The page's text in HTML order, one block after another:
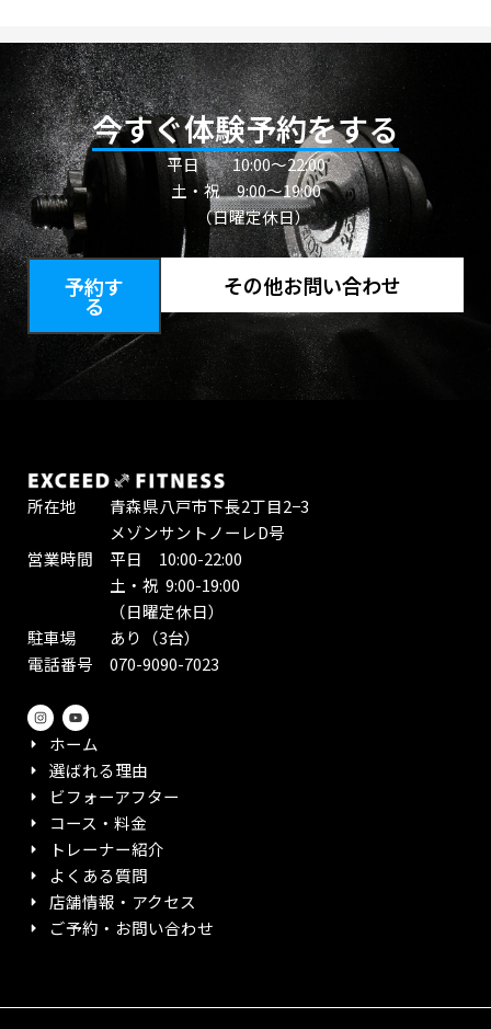
今すぐ体験予約をする
平日10:00〜22:00
土・祝 9:00～19:00
（日曜定休日）
予約す
る
その他お問い合わせ
所在地 青森県八戸市下長2丁目2−3
メゾンサントノーレD号
営業時間 平日 10:00-22:00
土・祝 9:00-19:00
（日曜定休日）
駐車場 あり（3台）
電話番号 070-9090-7023
I
n
s
Y
o
u
t
u
b
e
ホーム
選ばれる理由
ビフォーアフター
コース・料金
トレーナー紹介
よくある質問
店舗情報・アクセス
ご予約・お問い合わせ